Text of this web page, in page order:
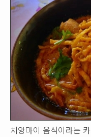
치앙마이 음식이라는